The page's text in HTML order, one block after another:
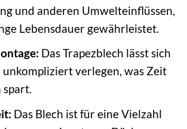
und anderen Umwelteinflüssen,
Lebensdauer gewährleistet.
Das Trapezblech lässt sich
unkompliziert verlegen, was Zeit
spart.
Das Blech ist für eine Vielzahl